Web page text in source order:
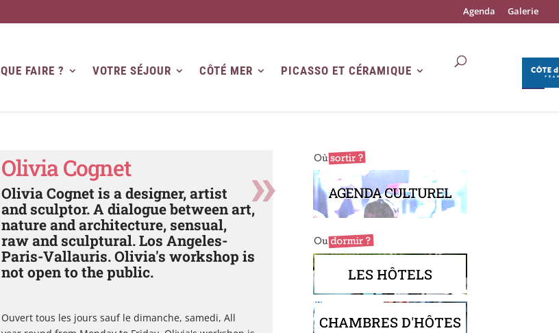
Agenda Galerie
QUE FAIRE ? VOTRE SÉJOUR CÔTÉ MER PICASSO ET CÉRAMIQUE
Olivia Cognet
Olivia Cognet is a designer, artist
and sculptor. A dialogue between art,
nature and architecture, sensual,
raw and sculptural. Los Angeles-
Paris-Vallauris. Olivia's workshop is
not open to the public.
Ouvert tous les jours sauf le dimanche, samedi, All
AGENDA CULTUREL
LES HÔTELS
CHAMBRES D'HÔTES